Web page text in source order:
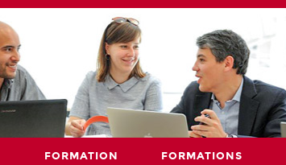
FORMATION
FORMATIONS